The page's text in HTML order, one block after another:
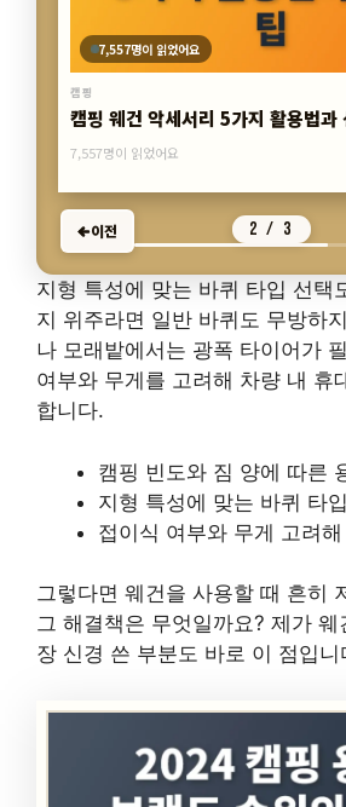
7,557명이 읽었어요
캠핑
캠핑 웨건 악세서리 5가지 활용법과
7,557명이 읽었어요
이전 2 / 3
지형 특성에 맞는 바퀴 타입 선택
지 위주라면 일반 바퀴도 무방하
나 모래밭에서는 광폭 타이어가
여부와 무게를 고려해 차량 내 휴
합니다.
캠핑 빈도와 짐 양에 따른
지형 특성에 맞는 바퀴 타
접이식 여부와 무게 고려
그렇다면 웨건을 사용할 때 흔히
그 해결책은 무엇일까요? 제가
장 신경 쓴 부분도 바로 이 점입니